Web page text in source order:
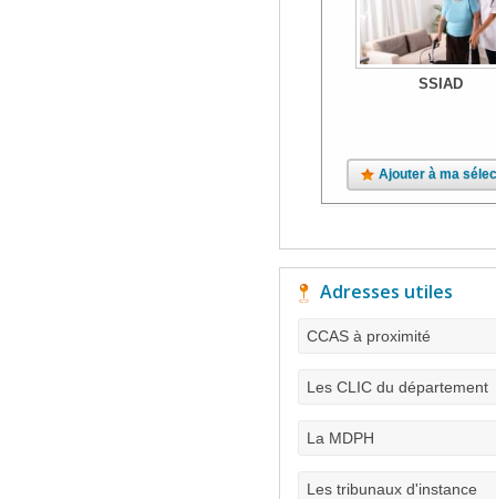
SSIAD
Ajouter à ma
Adresses utiles
CCAS à proximité
Les CLIC du département
La MDPH
Les tribunaux d'instance